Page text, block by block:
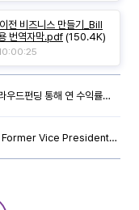
전 비즈니스 만들기_Bill
번역자막.pdf (150.4K)
우드펀딩 통해 연 수익률
Former Vice President